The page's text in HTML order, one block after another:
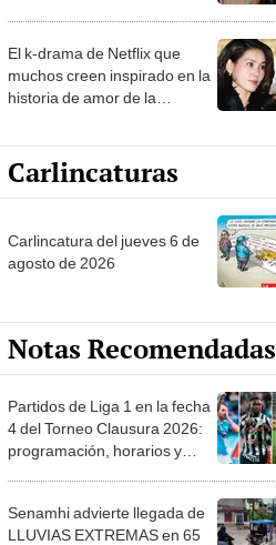
El k-drama de Netflix que
muchos creen inspirado en la
historia de amor de la
Carlincaturas
Carlincatura del jueves 6 de
agosto de 2026
Notas Recomendadas
Partidos de Liga 1 en la fecha
4 del Torneo Clausura 2026:
programación, horarios y
Senamhi advierte llegada de
LLUVIAS EXTREMAS en 65